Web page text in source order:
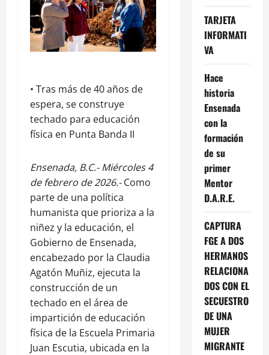
•⁠ ⁠Tras más de 40 años de
espera, se construye
techado para educación
física en Punta Banda II
Ensenada, B.C.- Miércoles 4
de febrero de 2026.-Como
parte de una política
humanista que prioriza a la
niñez y la educación, el
Gobierno de Ensenada,
encabezado por la Claudia
Agatón Muñiz, ejecuta la
construcción de un
techado en el área de
impartición de educación
física de la Escuela Primaria
Juan Escutia, ubicada en la
TARJETA
INFORMATI
VA
Hace
historia
Ensenada
con la
formación
de su
primer
Mentor
D.A.R.E.
CAPTURA
FGE A DOS
HERMANOS
RELACIONA
DOS CON EL
SECUESTRO
DE UNA
MUJER
MIGRANTE